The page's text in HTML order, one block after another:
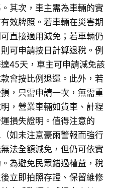
其次，車主需為車輛的實
效牌照。若車輛在災害期
直接適用減免；若車輛仍
可申請按日計算退稅。例
45天，車主可申請減免該
會按比例退還。此外，若
，只需申請一次，無需重
，營業車輛如貨車、計程
損失證明。值得注意的
如未注意豪雨警報而強行
法全額減免，但仍可依實
為避免民眾錯過權益，稅
立即拍照存證、保留維修